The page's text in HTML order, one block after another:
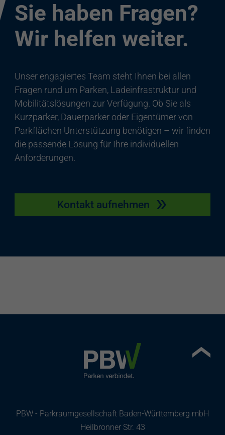
Sie haben Fragen?
Wir helfen weiter.
Unser engagiertes Team steht Ihnen bei allen
Fragen rund um Parken, Ladeinfrastruktur und
Mobilitätslösungen zur Verfügung. Ob Sie als
Kurzparker, Dauerparker oder Eigentümer von
Parkflächen Unterstützung benötigen – wir finden
die passende Lösung für Ihre individuellen
Anforderungen.
Kontakt aufnehmen
PBW - Parkraumgesellschaft Baden-Württemberg mbH
Heilbronner Str. 43